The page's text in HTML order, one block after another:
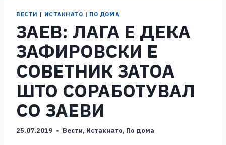
ВЕСТИ | ИСТАКНАТО | ПО ДОМА
ЗАЕВ: ЛАГА Е ДЕКА
ЗАФИРОВСКИ Е
СОВЕТНИК ЗАТОА
ШТО СОРАБОТУВАЛ
СО ЗАЕВИ
25.07.2019 Вести, Истакнато, По дома